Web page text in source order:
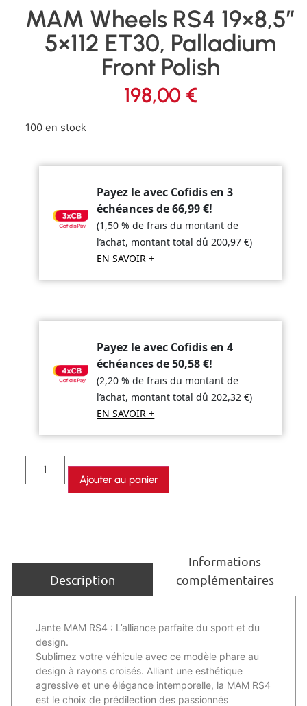
MAM Wheels RS4 19×8,5″
5×112 ET30, Palladium
Front Polish
198,00 €
100 en stock
Payez le avec Cofidis en 3
échéances de66,99€!
(1,50 % de frais du montant de
l’achat, montant total dû200,97€)
EN SAVOIR +
Payez le avec Cofidis en 4
échéances de50,58€!
(2,20 % de frais du montant de
l’achat, montant total dû202,32€)
EN SAVOIR +
Ajouter au panier
Description
Informations
complémentaires
Jante MAM RS4 : L’alliance parfaite du sport et du
design.
Sublimez votre véhicule avec ce modèle phare au
design à rayons croisés. Alliant une esthétique
agressive et une élégance intemporelle, la MAM RS4
est le choix de prédilection des passionnés